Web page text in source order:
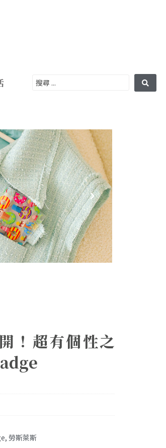
！超有個性之
, 勞斯萊斯